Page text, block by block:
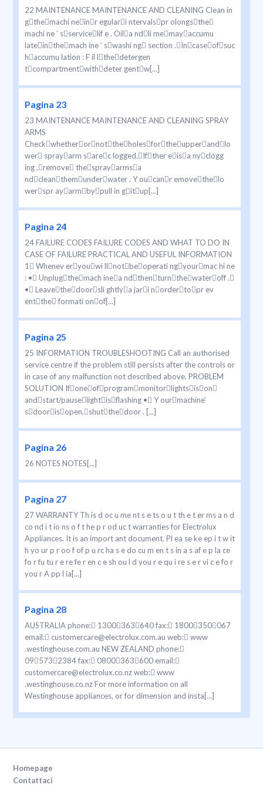
22 MAINTENANCE MAINTENANCE AND CLEANING Clean in
gthemachi neinr egulari ntervalspr olongsthe
machi ne ’ sservicelif e . Oila ndli memayaccumu
lateinthemach ine ’ swashi ng section .Incaseofsuc
haccumu lation : F il lthedetergen
tcompartmentwithdeter gentw[...]
Pagina 23
23 MAINTENANCE MAINTENANCE AND CLEANING SPRAY
ARMS
Checkwhetherornottheholesfortheupperandlo
wer sprayarm sarec logged.Ifther eisa nyclogg
ing ,remove thesprayarmsa
ndcleanthemunderwater . Y oucanr emovethelo
werspr ayarmbypull in gitup[...]
Pagina 24
24 FAILURE CODES FAILURE CODES AND WHAT TO DO IN
CASE OF FAILURE PRACTICAL AND USEFUL INFORMATION
1 Whenev eryouwi llnotbeoperati ngyourmac hi ne
: • Unplugthemach inea ndthenturnthewateroff .
• Leavethedoorsli ghtlya jari nordertopr ev
entthe formati onof[...]
Pagina 25
25 INFORMATION TROUBLESHOOTING Call an authorised
service centre if the problem still persists after the controls or
in case of any malfunction not described above. PROBLEM
SOLUTION Ifoneofprogrammonitorlightsison
andstart/pauselightisflashing • Y ourmachine’
sdoorisopen,shutthedoor . [...]
Pagina 26
26 NOTES NOTES[...]
Pagina 27
27 WARRANTY Th is d oc u me nt s e ts o u t th e t er ms a n d
co nd i t io ns o f t he p r od uc t warranties for Electrolux
Appliances. It is an import ant document. Pl ea se ke ep i t w it
h yo ur p r oo f of p u rc ha s e do cu m en t s in a s af e p la ce
fo r fu tu r e re fe r en c e sh ou l d you r e qu i re s e r vi c e fo r
you r A pp l ia[...]
Pagina 28
AUSTRALIA phone: 1300363640 fax: 1800350067
email: customercare@electrolux.com.au web: www
.westinghouse.com.au NEW ZEALAND phone:
095732384 fax: 0800363600 email:
customercare@electrolux.co.nz web: www
.westinghouse.co.nz For more information on all
Westinghouse appliances, or for dimension and insta[...]
Homepage
Contattaci